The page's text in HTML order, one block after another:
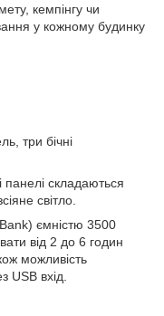
кемпінгу чи
у кожному будинку
три бічні
панелі складаються
світло.
ємністю 3500
від 2 до 6 годин
можливість
USB вхід.